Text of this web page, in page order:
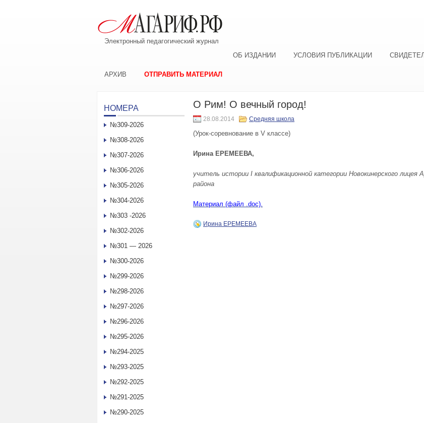
Электронный педагогический журнал
ОБ ИЗДАНИИ
УСЛОВИЯ ПУБЛИКАЦИИ
АРХИВ ОТПРАВИТЬ МАТЕРИАЛ
О Рим! О вечный город!
28.08.2014 Средняя школа
(Урок-соревнование в V классе)
Ирина ЕРЕМЕЕВА,
учитель истории I квалификационной категории Новокинерского лицея
района
Материал (файл .doc).
Ирина ЕРЕМЕЕВА
НОМЕРА
№309-2026
№308-2026
№307-2026
№306-2026
№305-2026
№304-2026
№303 -2026
№302-2026
№301 — 2026
№300-2026
№299-2026
№298-2026
№297-2026
№296-2026
№295-2026
№294-2025
№293-2025
№292-2025
№291-2025
№290-2025